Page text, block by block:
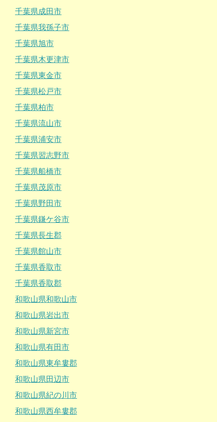
千葉県成田市
千葉県我孫子市
千葉県旭市
千葉県木更津市
千葉県東金市
千葉県松戸市
千葉県柏市
千葉県流山市
千葉県浦安市
千葉県習志野市
千葉県船橋市
千葉県茂原市
千葉県野田市
千葉県鎌ケ谷市
千葉県長生郡
千葉県館山市
千葉県香取市
千葉県香取郡
和歌山県和歌山市
和歌山県岩出市
和歌山県新宮市
和歌山県有田市
和歌山県東牟婁郡
和歌山県田辺市
和歌山県紀の川市
和歌山県西牟婁郡